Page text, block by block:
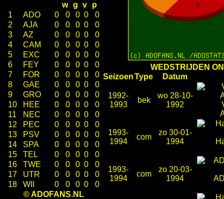
w g v
p
1
ADO 0 0 0 0
0
2
AJA 0 0 0 0
0
3
AZ 0 0 0 0
0
4
CAM 0 0 0 0
0
5
EXC 0 0 0 0
0
6
FEY 0 0 0 0
0
7
FOR 0 0 0 0
0
8
GAE 0 0 0 0
0
9
GRO 0 0 0 0
0
10
HEE 0 0 0 0
0
11
NEC 0 0 0 0
0
12
PEC 0 0 0 0
0
13
PSV 0 0 0 0
0
14
SPA 0 0 0 0
0
15
TEL 0 0 0 0
0
16
TWE 0 0 0 0
0
17
UTR 0 0 0 0
0
18
WII 0 0 0 0
0
© ADOFANS.NL
WEDSTRIJDEN
SeizoenType Datum
1992-
1993
bek
wo 28-10-
1992
1993-
1994
com
zo 30-01-
1994
1993-
1994
com
zo 20-03-
1994